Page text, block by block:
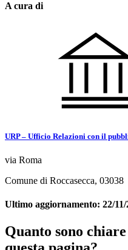
A cura di
URP – Ufficio Relazioni con il
via Roma
Comune di Roccasecca, 03038
Ultimo aggiornamento: 22/
Quanto sono